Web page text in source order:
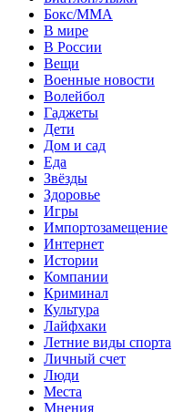
Бокс/MMA
В мире
В России
Вещи
Военные новости
Волейбол
Гаджеты
Дети
Дом и сад
Еда
Звёзды
Здоровье
Игры
Импортозамещение
Интернет
Истории
Компании
Криминал
Культура
Лайфхаки
Летние виды спорта
Личный счет
Люди
Места
Мнения